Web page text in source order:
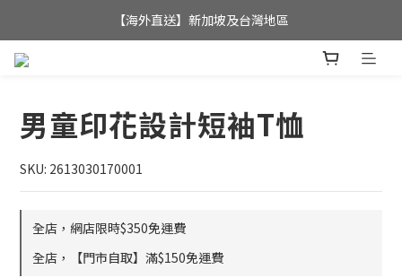
全店滿$350，即可享港澳地區免運費;
【海外直送】新加坡及台灣地區
男童印花設計短袖T恤
SKU: 2613030170001
全店，網店限時$350免運費
全店，【門市自取】滿$150免運費